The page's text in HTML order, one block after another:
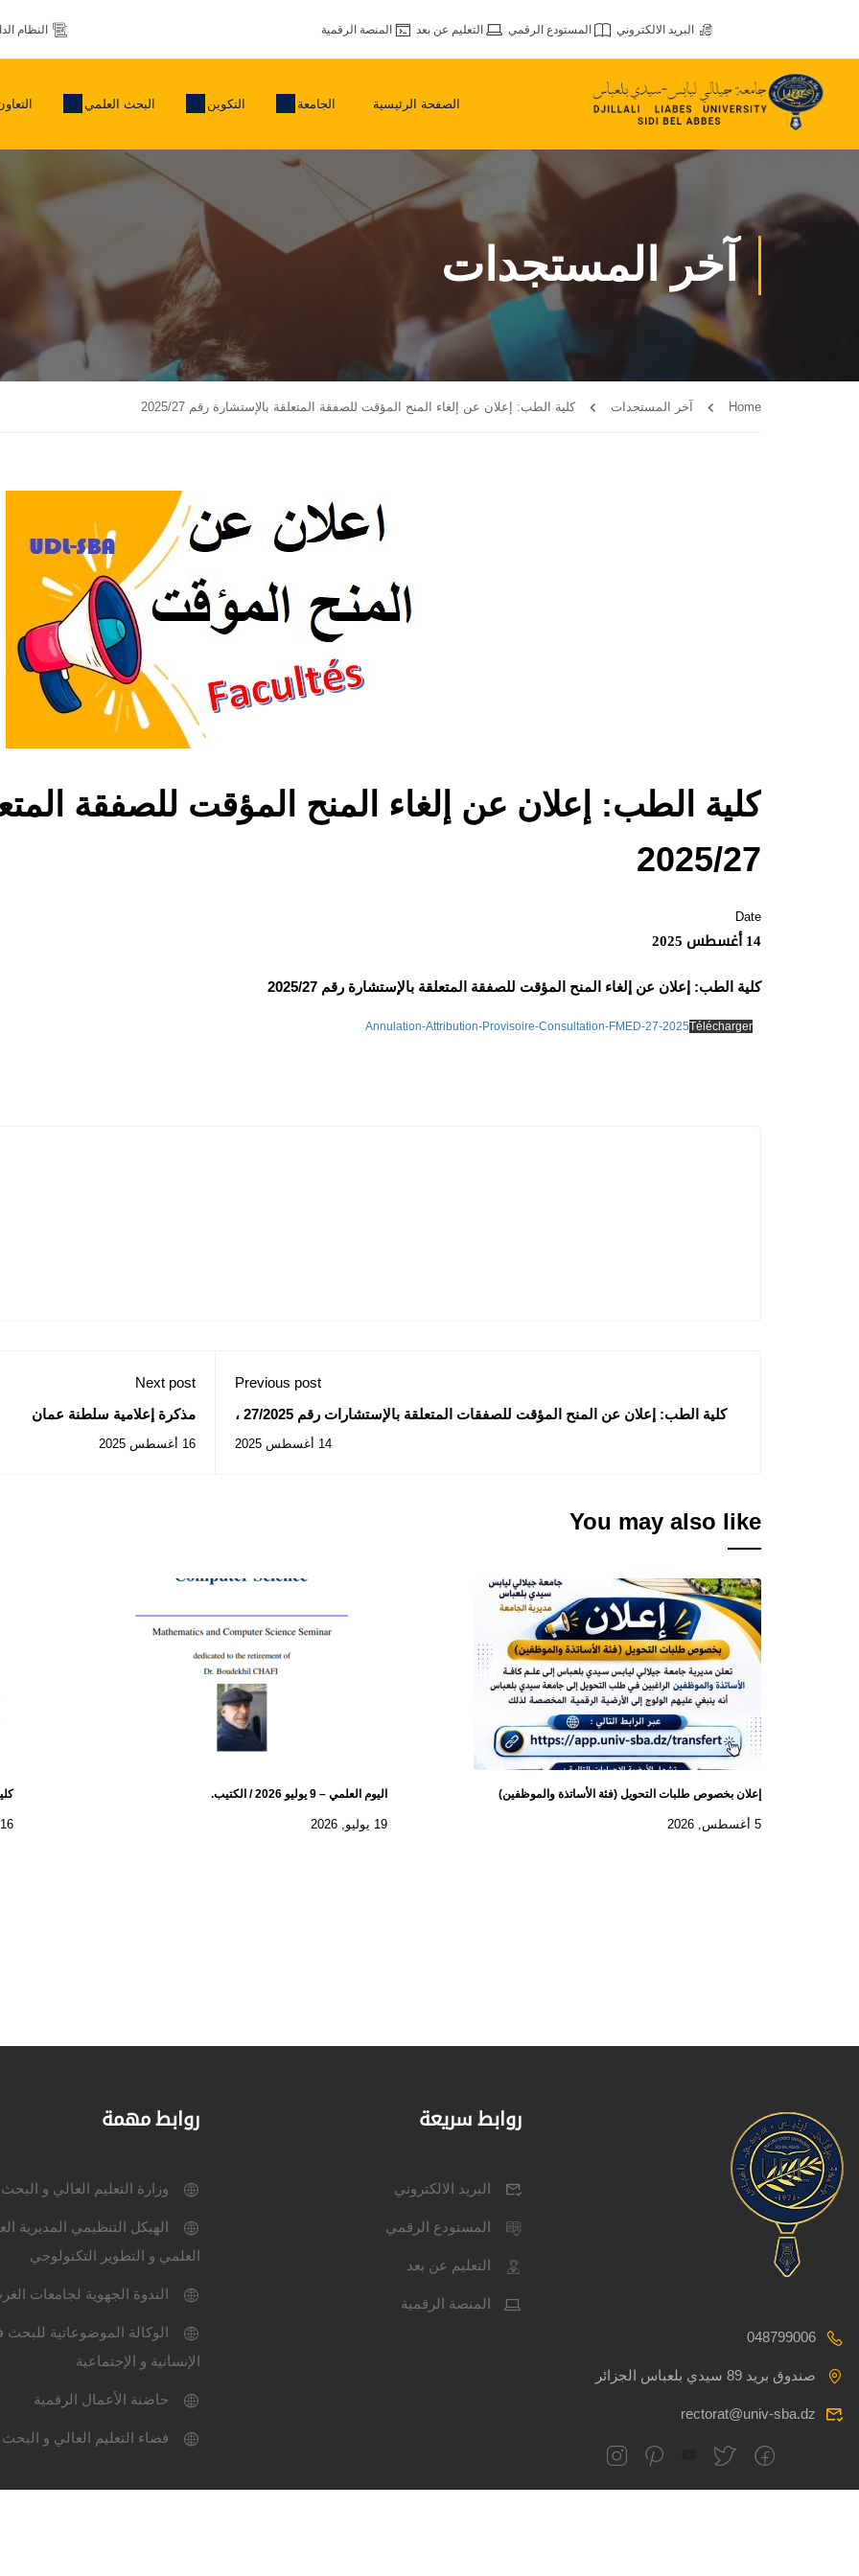
البريد الالكتروني المستودع الرقمي التعليم عن بعد المنصة الرقمية النظام
الصفحة الرئيسية الجامعة التكوين البحث العلمي
آخر المستجدات
Home آخر المستجدات كلية الطب: إعلان عن إلغاء المنح المؤقت للصفقة المتعلقة بالإستشارة رقم 2025/27
كلية الطب: إعلان عن إلغاء المنح المؤقت للصفقة
2025/27
Date
14 أغسطس 2025
كلية الطب: إعلان عن إلغاء المنح المؤقت للصفقة المتعلقة بالإستشارة رقم 2025/27
Annulation-Attribution-Provisoire-Consultation-FMED-27-2025Télécharger
Previous post
كلية الطب: إعلان عن المنح المؤقت للصفقات المتعلقة بالإستشارات رقم 27/2025 ،
14 أغسطس 2025
Next post
مذكرة إعلامية سلطنة عمان
16 أغسطس 2025
You may also like
إعلان بخصوص طلبات التحويل (فئة الأساتذة والموظفين)
5 أغسطس, 2026
اليوم العلمي – 9 يوليو 2026 / الكتيب.
19 يوليو, 2026 16 يوليو, 2026
048799006
صندوق بريد 89 سيدي بلعباس الجزائر
rectorat@univ-sba.dz
روابط سريعة
البريد الالكتروني
المستودع الرقمي
التعليم عن بعد
المنصة الرقمية
روابط مهمة
وزارة التعليم العالي و
الهيكل التنظيمي المديرية
العلمي و التطوير التكنولوجي
الندوة الجهوية لجامعات
الوكالة الموضوعاتية للبحث
الإنسانية و الإجتماعية
حاضنة الأعمال الرقمية
فضاء التعليم العالي و